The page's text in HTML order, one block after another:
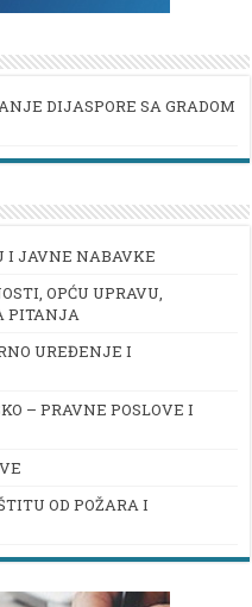
DIJASPORE SA GRADOM
I JAVNE NABAVKE
OPĆU UPRAVU,
PITANJA
UREĐENJE I
– PRAVNE POSLOVE I
OD POŽARA I